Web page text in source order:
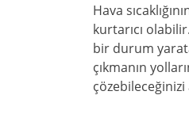
Hava
kurtarıcı
bir durum
çıkmanın
çözebileceğinizi